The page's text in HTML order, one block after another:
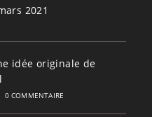
2021
idée originale de
0 COMMENTAIRE